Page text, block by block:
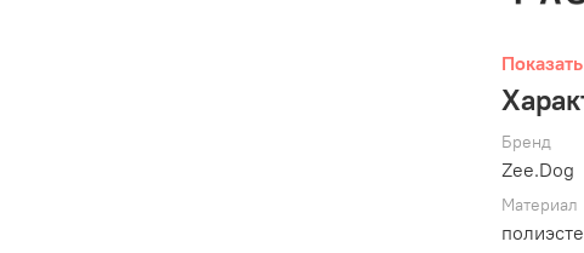
Бренд
Zee.Dog
Материал